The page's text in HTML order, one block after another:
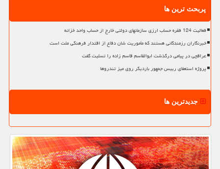
پربحث ترین ها
فعالیت 124 فقره حساب ارزی سازمانهای دولتی خارج از حساب واحد خزانه
خبرنگاران رزمندگانی هستند که مأموریت شان دفاع از اقتدار فرهنگی ملت است
عراقچی در پیامی درگذشت ابوالقاسم قاسم زاده را تسلیت گفت
پروژه استعفای رییس جمهور باردیگر روی میز تندروها
جدیدترین ها